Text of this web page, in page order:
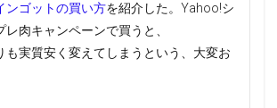
ンゴットの買い方を紹介した。Yahoo!シ
レ肉キャンペーンで買うと、
も実質安く変えてしまうという、大変お